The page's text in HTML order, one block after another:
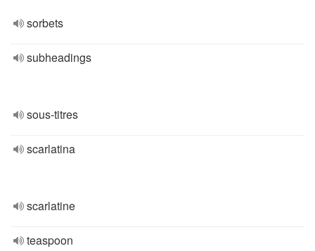
sorbets
subheadings
sous-titres
scarlatina
scarlatine
teaspoon